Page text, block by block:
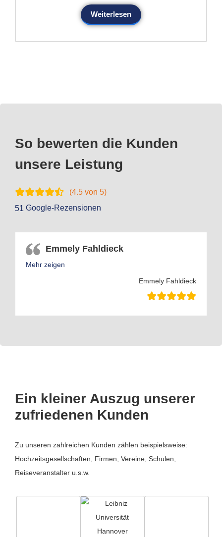
Weiterlesen
So bewerten die Kunden
unsere Leistung
(4.5 von 5)
51 Google-Rezensionen
Emmely Fahldieck
Mehr zeigen
Emmely Fahldieck
Ein kleiner Auszug unserer
zufriedenen Kunden
Zu unseren zahlreichen Kunden zählen beispielsweise:
Hochzeitsgesellschaften, Firmen, Vereine, Schulen,
Reiseveranstalter u.s.w.